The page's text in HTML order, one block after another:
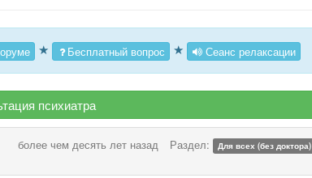
★ Бесплатный вопрос ★ Сеанс релаксации
психиатра
более чем десять лет назад Раздел: Для всех (без доктора)